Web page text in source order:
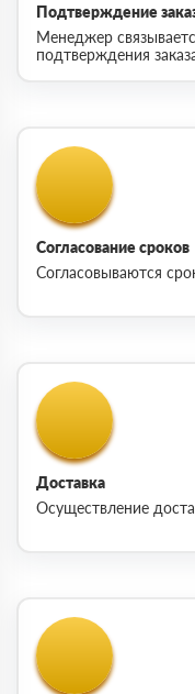
Подтверждение
Менеджер
подтверждения
Согласование сроков
Согласовываются
Доставка
Осуществление